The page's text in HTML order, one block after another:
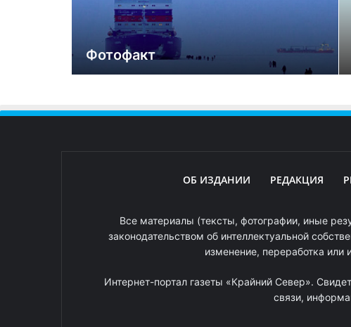
Фотофакт
ОБ ИЗДАНИИ РЕДАКЦИЯ
Все материалы (тексты, фотографии, иные
законодательством об интеллектуальной
изменение, переработка или
Интернет-портал газеты «Крайний Север».
связи,